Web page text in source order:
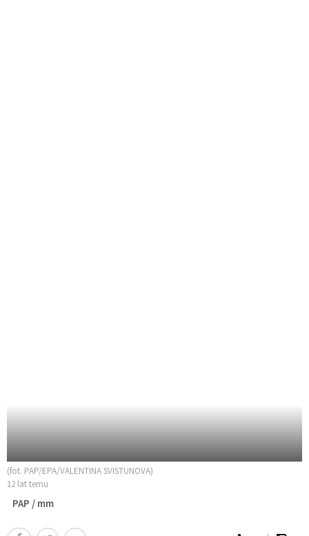
(fot. PAP/EPA/VALENTINA SVISTUNOVA)
12 lat temu
PAP / mm